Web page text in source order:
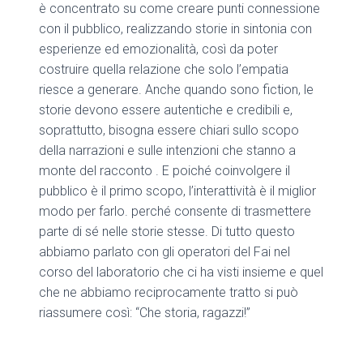
è concentrato su come creare punti connessione
con il pubblico, realizzando storie in sintonia con
esperienze ed emozionalità, così da poter
costruire quella relazione che solo l’empatia
riesce a generare. Anche quando sono fiction, le
storie devono essere autentiche e credibili e,
soprattutto, bisogna essere chiari sullo scopo
della narrazioni e sulle intenzioni che stanno a
monte del racconto . E poiché coinvolgere il
pubblico è il primo scopo, l’interattività è il miglior
modo per farlo. perché consente di trasmettere
parte di sé nelle storie stesse. Di tutto questo
abbiamo parlato con gli operatori del Fai nel
corso del laboratorio che ci ha visti insieme e quel
che ne abbiamo reciprocamente tratto si può
riassumere così: “Che storia, ragazzi!”